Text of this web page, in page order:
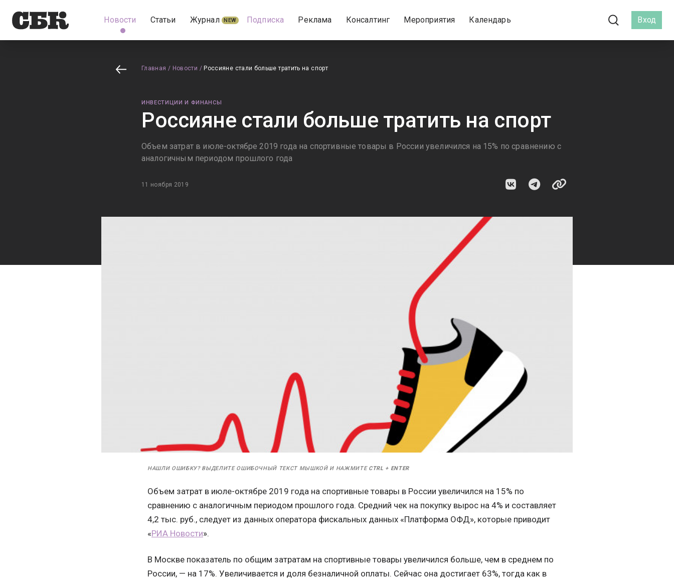
Новости Статьи Журнал NEW Подписка Реклама Консалтинг Мероприятия Календарь Вход
Главная / Новости / Россияне стали больше тратить на спорт
ИНВЕСТИЦИИ И ФИНАНСЫ
Россияне стали больше тратить на спорт
Объем затрат в июле-октябре 2019 года на спортивные товары в России увеличился на 15% по сравнению с
аналогичным периодом прошлого года
11 ноября 2019
НАШЛИ ОШИБКУ? ВЫДЕЛИТЕ ОШИБОЧНЫЙ ТЕКСТ МЫШКОЙ И НАЖМИТЕ CTRL + ENTER
Объем затрат в июле-октябре 2019 года на спортивные товары в России увеличился на 15% по
сравнению с аналогичным периодом прошлого года. Средний чек на покупку вырос на 4% и составляет
4,2 тыс. руб., следует из данных оператора фискальных данных «Платформа ОФД», которые приводит
«РИА Новости».
В Москве показатель по общим затратам на спортивные товары увеличился больше, чем в среднем по
России, — на 17%. Увеличивается и доля безналичной оплаты. Сейчас она достигает 63%, тогда как в